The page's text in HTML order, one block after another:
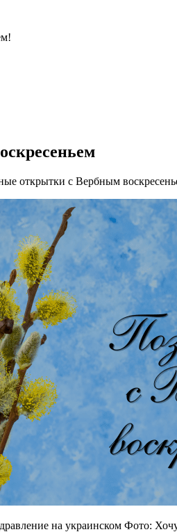
открытки с Вербным
на украинском Фото: